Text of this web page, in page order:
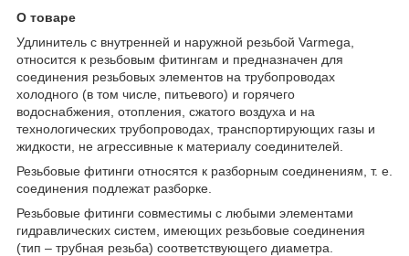
О товаре
Удлинитель с внутренней и наружной резьбой Varmega,
относится к резьбовым фитингам и предназначен для
соединения резьбовых элементов на трубопроводах
холодного (в том числе, питьевого) и горячего
водоснабжения, отопления, сжатого воздуха и на
технологических трубопроводах, транспортирующих газы и
жидкости, не агрессивные к материалу соединителей.
Резьбовые фитинги относятся к разборным соединениям, т. е.
соединения подлежат разборке.
Резьбовые фитинги совместимы с любыми элементами
гидравлических систем, имеющих резьбовые соединения
(тип – трубная резьба) соответствующего диаметра.